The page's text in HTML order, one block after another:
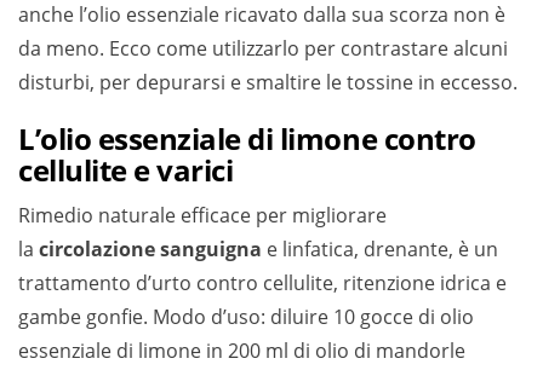
anche l’olio essenziale ricavato dalla sua scorza non è
da meno. Ecco come utilizzarlo per contrastare alcuni
disturbi, per depurarsi e smaltire le tossine in eccesso.
L’olio essenziale di limone contro
cellulite e varici
Rimedio naturale efficace per migliorare
la circolazione sanguigna e linfatica, drenante, è un
trattamento d’urto contro cellulite, ritenzione idrica e
gambe gonfie. Modo d’uso: diluire 10 gocce di olio
essenziale di limone in 200 ml di olio di mandorle